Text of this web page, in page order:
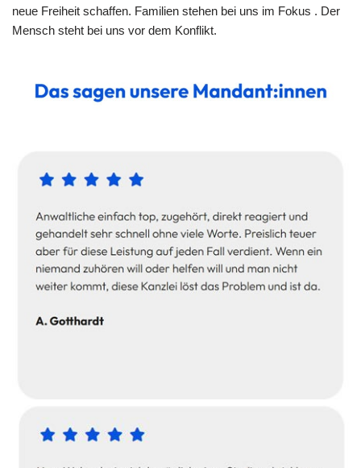
neue Freiheit schaffen. Familien stehen bei uns im Fokus . Der
Mensch steht bei uns vor dem Konflikt.